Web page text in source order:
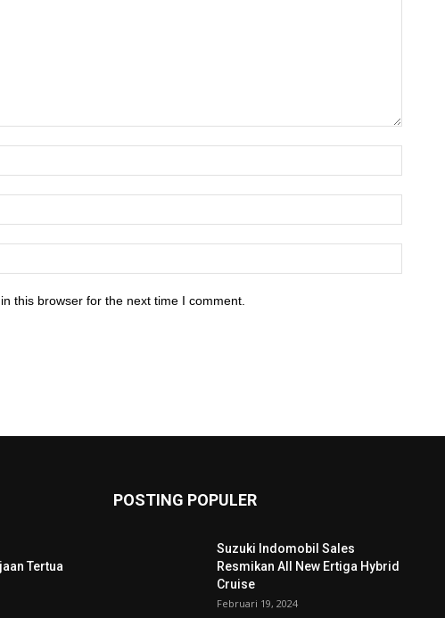
this browser for the next time I comment.
Tertua
POSTING POPULER
Suzuki Indomobil Sales
Resmikan All New Ertiga Hybrid
Cruise
Februari 19, 2024